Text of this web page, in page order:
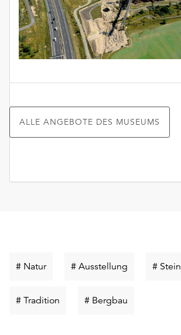
ALLE ANGEBOTE DES MUSEUMS
# NaturSchlüsselwort
# Ausstellung Schlüsselwort
# Stein
# Tradition Schlüsselwort
# Bergbau